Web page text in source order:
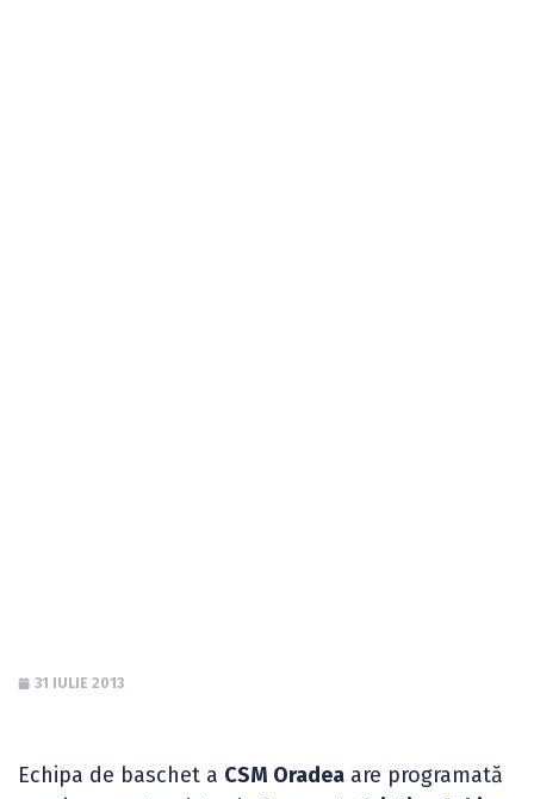
31 IULIE 2013
Echipa de baschet a CSM Oradea are programată